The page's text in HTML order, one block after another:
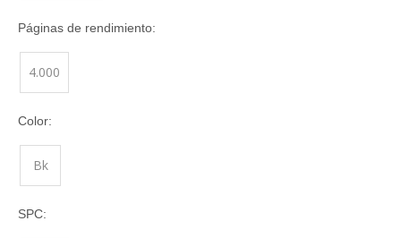
Páginas de rendimiento:
4.000
Color:
Bk
SPC: